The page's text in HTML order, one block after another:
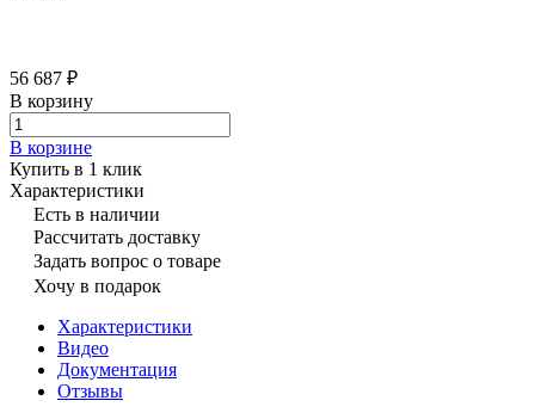
56 687 ₽
В корзину
В корзине
Купить в 1 клик
Характеристики
Есть в наличии
Рассчитать доставку
Задать вопрос о товаре
Хочу в подарок
Характеристики
Видео
Документация
Отзывы